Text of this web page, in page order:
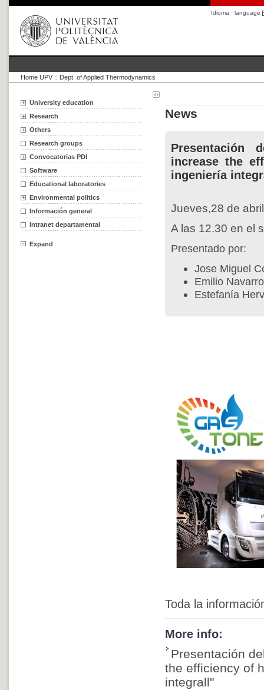
Idioma · language
Home UPV :: Dept. of Applied Thermodynamics
University education
Research
Others
Research groups
Convocatorias PDI
Software
Educational laboratories
Environmental politics
Información general
Intranet departamental
Expand
News
Presentación
increase the
ingeniería
Jueves,28 de
A las 12.30 en el
Presentado por:
Jose Miguel
Emilio Navarro
Estefanía
Toda la
More info:
Presentación
the efficiency of
integrall"